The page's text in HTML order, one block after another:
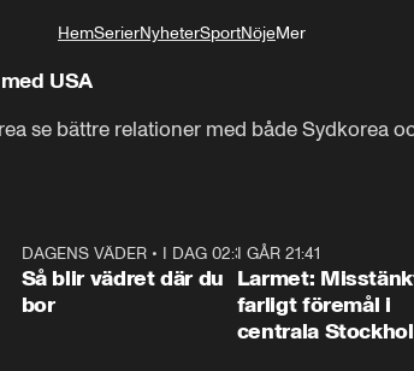
HemSerierNyheterSportNöjeMer
USA
se bättre relationer med både Sydkorea
1:06
DAGENS VÄDER• I DAG 02:30
Så blir vädret där du
bor
I GÅR 21:41
Larmet:
farligt föremål i
centrala